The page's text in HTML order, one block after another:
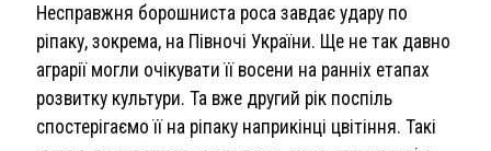
Несправжня борошниста роса завдає удару по
ріпаку, зокрема, на Півночі України. Ще не так давно
аграрії могли очікувати її восени на ранніх етапах
розвитку культури. Та вже другий рік поспіль
спостерігаємо її на ріпаку наприкінці цвітіння. Такі